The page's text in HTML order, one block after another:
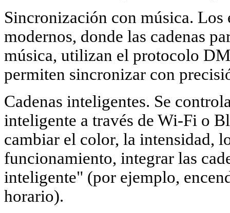
Sincronización con música. Los
modernos, donde las cadenas
música, utilizan el protocolo
permiten sincronizar con
Cadenas inteligentes. Se
inteligente a través de Wi-Fi o
cambiar el color, la intensidad,
funcionamiento, integrar las
inteligente" (por ejemplo,
horario).